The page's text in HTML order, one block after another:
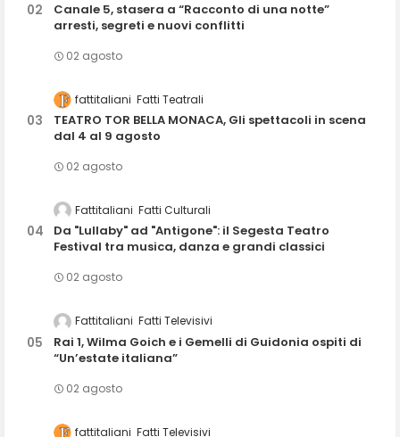
Canale 5, stasera a “Racconto di una notte”
arresti, segreti e nuovi conflitti
02 agosto
fattitaliani Fatti Teatrali
TEATRO TOR BELLA MONACA, Gli spettacoli in scena
dal 4 al 9 agosto
02 agosto
Fattitaliani Fatti Culturali
Da "Lullaby" ad "Antigone": il Segesta Teatro
Festival tra musica, danza e grandi classici
02 agosto
Fattitaliani Fatti Televisivi
Rai 1, Wilma Goich e i Gemelli di Guidonia ospiti di
“Un’estate italiana”
02 agosto
fattitaliani Fatti Televisivi